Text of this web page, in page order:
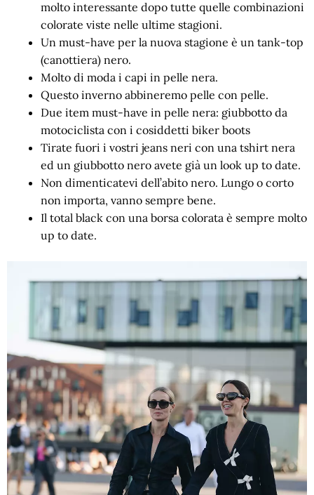
molto interessante dopo tutte quelle combinazioni
colorate viste nelle ultime stagioni.
Un must-have per la nuova stagione è un tank-top
(canottiera) nero.
Molto di moda i capi in pelle nera.
Questo inverno abbineremo pelle con pelle.
Due item must-have in pelle nera: giubbotto da
motociclista con i cosiddetti biker boots
Tirate fuori i vostri jeans neri con una tshirt nera
ed un giubbotto nero avete già un look up to date.
Non dimenticatevi dell’abito nero. Lungo o corto
non importa, vanno sempre bene.
Il total black con una borsa colorata è sempre molto
up to date.